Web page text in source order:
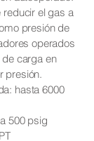
reducir el gas a
presión de
operados
carga en
presión.
hasta 6000
500 psig